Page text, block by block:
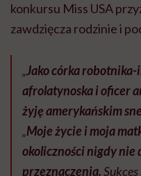
konkursu Miss USA
zawdzięcza rodzinie i
„Jako córka
afrolatynoska i oficer
żyję amerykańskim
„Moje życie i moja
okoliczności nigdy
przeznaczenia.